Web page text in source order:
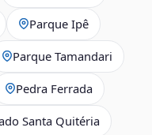
Parque Ipê
Parque Tamandari
Pedra Ferrada
Santa Quitéria